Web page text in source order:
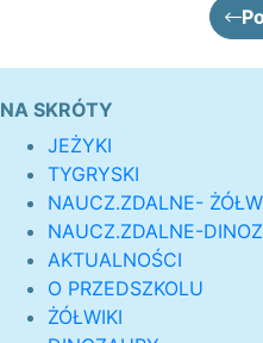
NA SKRÓTY
JEŻYKI
TYGRYSKI
NAUCZ.ZDALNE-
NAUCZ.ZDALNE-
AKTUALNOŚCI
O PRZEDSZKOLU
ŻÓŁWIKI